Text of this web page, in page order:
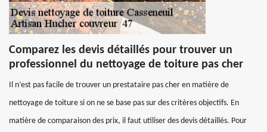
Comparez les devis détaillés pour trouver un
professionnel du nettoyage de toiture pas cher
Il n’est pas facile de trouver un prestataire pas cher en matière de
nettoyage de toiture si on ne se base pas sur des critères objectifs. En
matière de comparaison des prix, il faut utiliser des devis détaillés. Pour